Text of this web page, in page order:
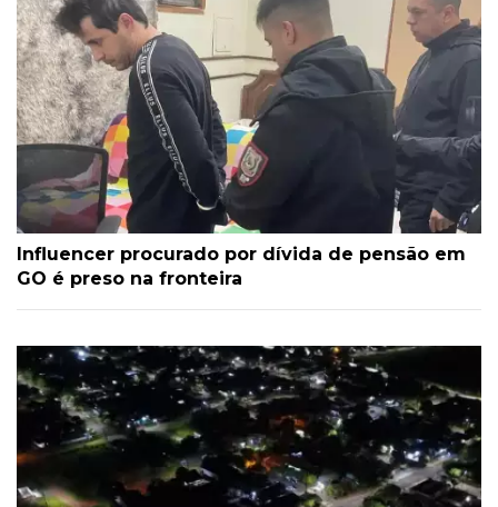
Influencer procurado por dívida de pensão em
GO é preso na fronteira